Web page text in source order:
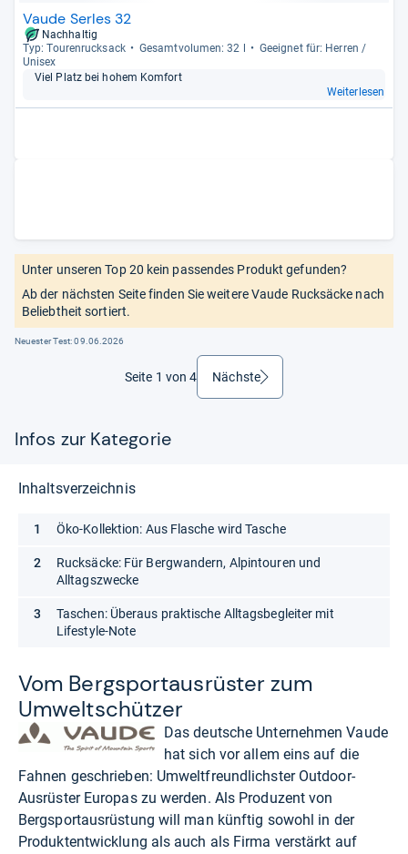
Vaude Serles 32
Nachhaltig
Typ: Tou­ren­ruck­sack
Gesamt­vo­lu­men: 32 l
Geeig­net für: Her­ren /
Uni­sex
Viel Platz bei hohem Kom­fort
Weiterlesen
Unter unseren Top 20 kein passendes Produkt gefunden?
Ab der nächsten Seite finden Sie weitere Vaude Rucksäcke nach
Beliebtheit sortiert.
Neuester Test:09.06.2026
Seite 1 von 4 Nächsteweiter
Infos zur Kategorie
Vom Bergs­portaus­rüs­ter zum
Umwelt­schüt­zer
Das deutsche Unternehmen Vaude
hat sich vor allem eins auf die
Fahnen geschrieben: Umweltfreundlichster Outdoor-
Ausrüster Europas zu werden. Als Produzent von
Bergsportausrüstung will man künftig sowohl in der
Produktentwicklung als auch als Firma verstärkt auf
Inhaltsverzeichnis
Öko-Kollektion: Aus Flasche wird Tasche
Rucksäcke: Für Bergwandern, Alpintouren und
Alltagszwecke
Taschen: Überaus praktische Alltagsbegleiter mit
Lifestyle-Note